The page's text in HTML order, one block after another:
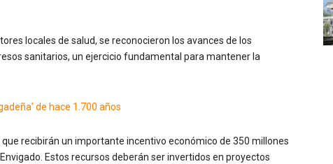
locales de salud, se reconocieron los avances de los
sanitarios, un ejercicio fundamental para mantener la
de hace 1.700 años
recibirán un importante incentivo económico de 350 millones
Estos recursos deberán ser invertidos en proyectos